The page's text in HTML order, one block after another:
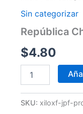
Sin categorizar
República
$4.80
1
-
Días
cantidad
SKU: xiloxf-jpf-